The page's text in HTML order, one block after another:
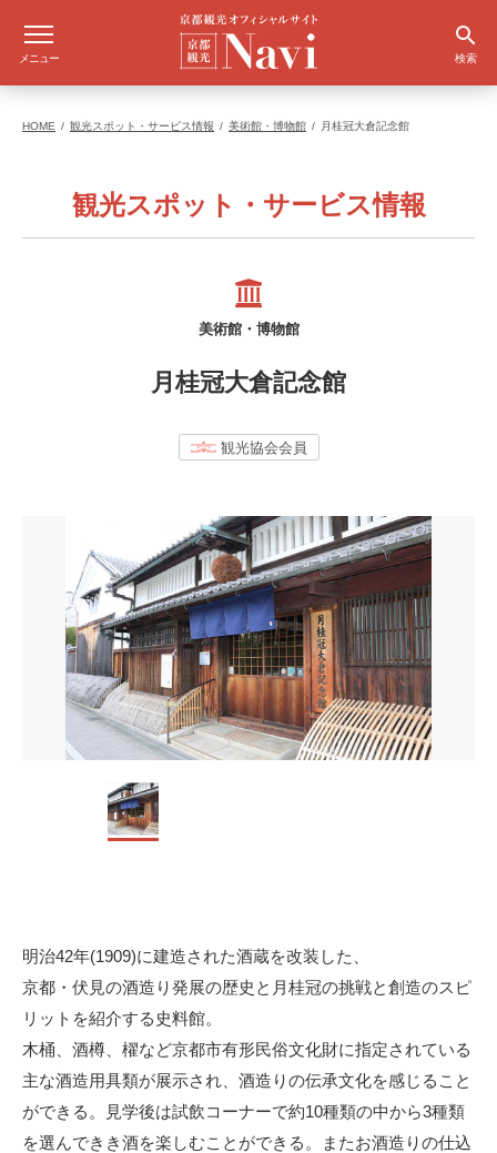
メニュー 検索
HOME 観光スポット・サービス情報 美術館・博物館 月桂冠大倉記念館
観光スポット・サービス情報
美術館・博物館
月桂冠大倉記念館
観光協会会員
明治42年(1909)に建造された酒蔵を改装した、
京都・伏見の酒造り発展の歴史と月桂冠の挑戦と創造のスピ
リットを紹介する史料館。
木桶、酒樽、櫂など京都市有形民俗文化財に指定されている
主な酒造用具類が展示され、酒造りの伝承文化を感じること
ができる。見学後は試飲コーナーで約10種類の中から3種類
を選んできき酒を楽しむことができる。またお酒造りの仕込